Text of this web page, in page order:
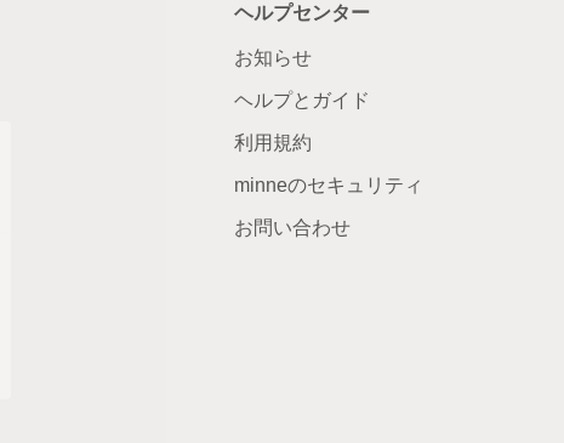
ヘルプセンター
お知らせ
ヘルプとガイド
利用規約
minneのセキュリティ
お問い合わせ